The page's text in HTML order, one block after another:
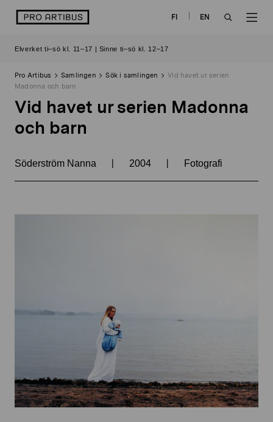
logo FI
EN
Elverket ti–sö kl. 11–17 | Sinne ti–sö kl. 12–17
Pro Artibus Samlingen Sök i samlingen
Vid havet ur serien
Madonna och barn
Vid havet ur serien Madonna
och barn
Söderström Nanna | 2004 | Fotografi